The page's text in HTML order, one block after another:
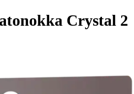
Crystal 2